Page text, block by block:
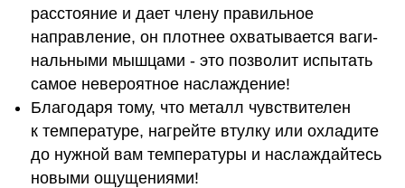
рас­сто­я­ние и дает члену пра­виль­ное
направление, он плот­нее охватывается ваги­
наль­ными мышцами - это позволит испытать
самое невероятное наслаждение!
Благодаря тому, что металл чувствителен
к температуре, нагрейте втулку или охладите
до нужной вам температуры и наслаждайтесь
новыми ощущениями!